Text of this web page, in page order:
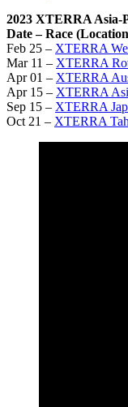
2023 XTERRA Asia-
Date – Race
Feb 25 – XTERRA
Mar 11 – XTERRA
Apr 01 – XTERRA
Apr 15 – XTERRA
Sep 15 – XTERRA
Oct 21 – XTERRA